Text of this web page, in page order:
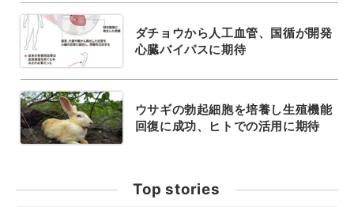
ダチョウから人工血管、国循が開発
心臓バイパスに期待
ウサギの勃起細胞を培養し生殖機能
回復に成功、ヒトでの活用に期待
Top stories